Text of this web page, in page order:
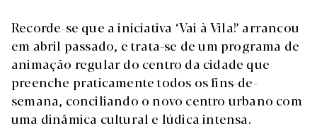
Recorde-se que a iniciativa ‘Vai à Vila!’ arrancou
em abril passado, e trata-se de um programa de
animação regular do centro da cidade que
preenche praticamente todos os fins-de-
semana, conciliando o novo centro urbano com
uma dinâmica cultural e lúdica intensa.